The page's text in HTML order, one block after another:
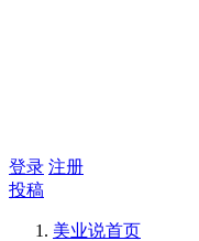
登录 注册
投稿
美业说首页